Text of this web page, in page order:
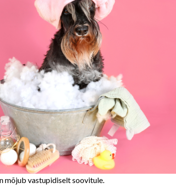
mõjub vastupidiselt soovitule.